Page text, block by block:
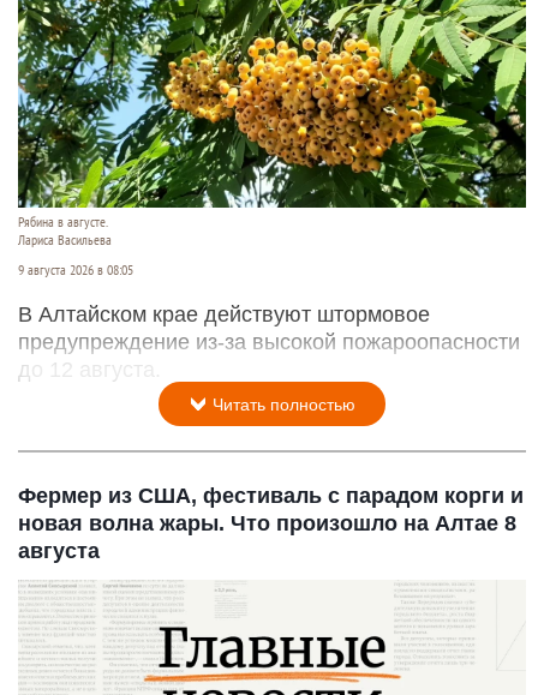
Рябина в августе.
Лариса Васильева
9 августа 2026 в 08:05
В Алтайском крае действуют штормовое
предупреждение из-за высокой пожароопасности
до 12 августа.
Читать полностью
Фермер из США, фестиваль с парадом корги и
новая волна жары. Что произошло на Алтае 8
августа